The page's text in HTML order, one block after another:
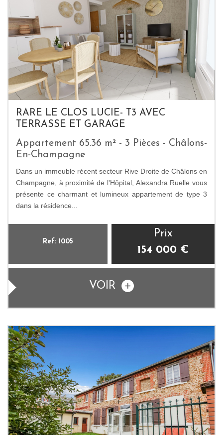
RARE LE CLOS LUCIE- T3 AVEC
TERRASSE ET GARAGE
Appartement 65.36 m² - 3 Pièces - Châlons-
En-Champagne
Dans un immeuble récent secteur Rive Droite de Châlons en
Champagne, à proximité de l'Hôpital, Alexandra Ruelle vous
présente ce charmant et lumineux appartement de type 3
dans la résidence...
Ref: 1005
Prix
154 000 €
VOIR